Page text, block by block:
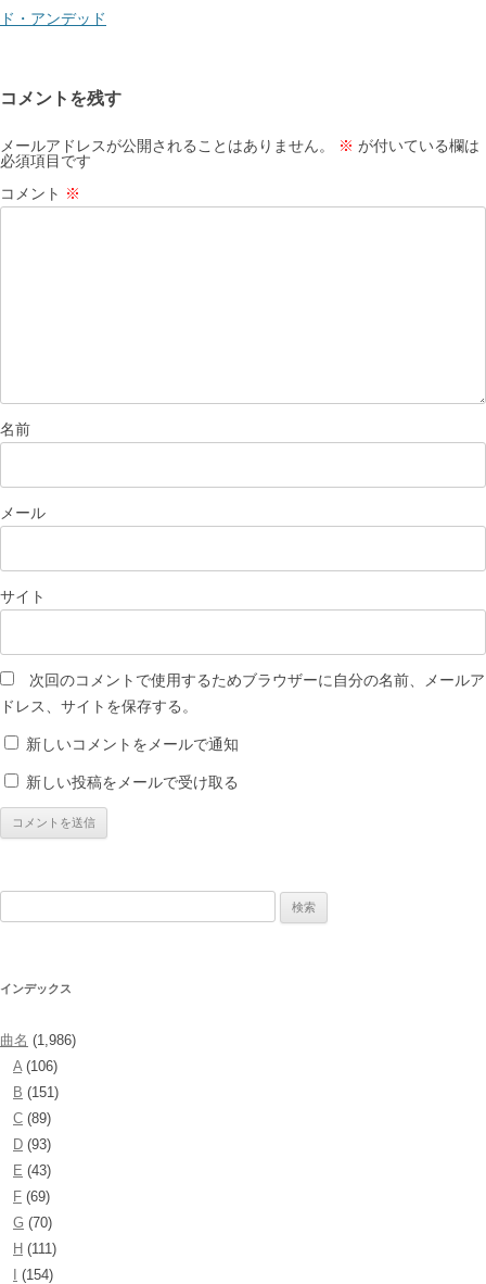
ビ
シ
ョ
ン
ド・アンデッド
コメントを残す
メールアドレスが公開されることはありません。 ※ が付いている欄は
必須項目です
コメント ※
名前
メール
サイト
次回のコメントで使用するためブラウザーに自分の名前、メールア
ドレス、サイトを保存する。
新しいコメントをメールで通知
新しい投稿をメールで受け取る
インデックス
曲名 (1,986)
A(106)
B (151)
C (89)
D (93)
E (43)
F (69)
G (70)
H (111)
(154)